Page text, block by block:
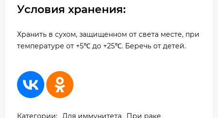
Условия хранения:
Хранить в сухом, защищенном от света месте, при
температуре от +5℃ до +25℃. Беречь от детей.
Категории: Для иммунитета При раке